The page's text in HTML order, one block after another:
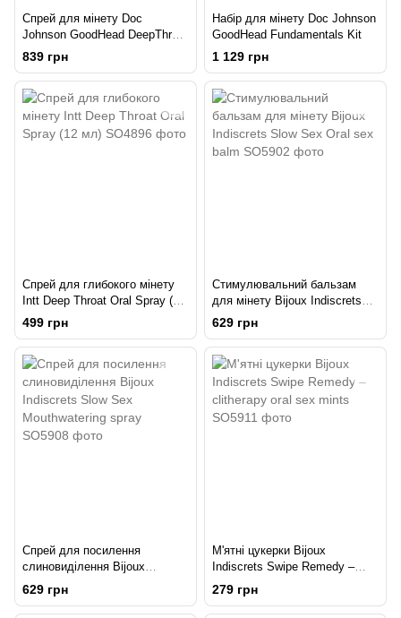
Спрей для мінету Doc
Johnson GoodHead DeepThroat
Spray - Sweet Strawberry 59
мл для глибокого мінету
839 грн
Набір для мінету Doc Johnson
GoodHead Fundamentals Kit
1 129 грн
Спрей для глибокого мінету
Intt Deep Throat Oral Spray (12
мл)
499 грн
Стимулювальний бальзам
для мінету Bijoux Indiscrets
Slow Sex Oral sex balm
629 грн
Спрей для посилення
слиновиділення Bijoux
Indiscrets Slow Sex
Mouthwatering spray
629 грн
М'ятні цукерки Bijoux
Indiscrets Swipe Remedy –
clitherapy oral sex mints
279 грн